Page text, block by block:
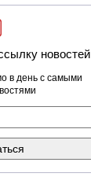
новостей
в день с самыми